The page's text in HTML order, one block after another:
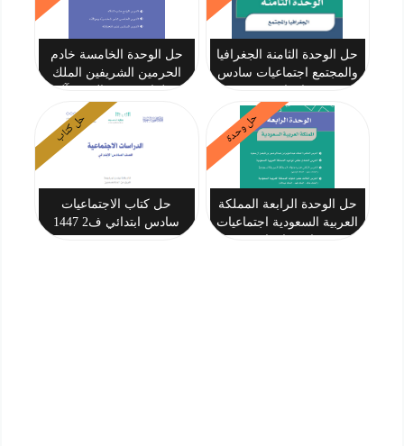
حل الوحدة الثامنة الجغرافيا
والمجتمع اجتماعيات سادس
حل الوحدة الخامسة خادم
الحرمين الشريفين الملك
سعود اجتماعيات سادس
ابتدائي
حل وحدة
حل الوحدة الرابعة المملكة
العربية السعودية اجتماعيات
حل كتاب
حل كتاب الاجتماعيات
سادس ابتدائي ف2 1447